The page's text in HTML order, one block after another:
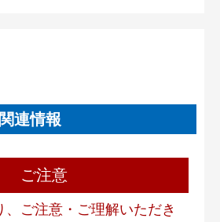
連情報
ご注意
、ご注意・ご理解いただき